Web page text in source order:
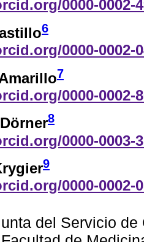
0000-0002-
6
0000-0002-
7
0000-0002-
8
0000-0003-
9
0000-0002-
del Servicio